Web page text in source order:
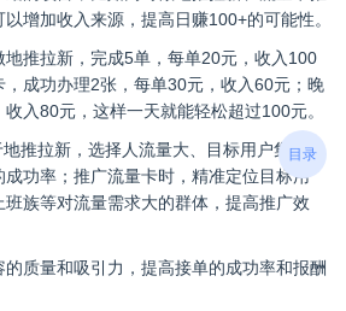
增加收入来源，提高日赚100+的可能性。
地推拉新，完成5单，每单20元，收入100
成功办理2张，每单30元，收入60元；晚
收入80元，这样一天就能轻松超过100元。
地推拉新，选择人流量大、目标用户集中的
功率；推广流量卡时，精准定位目标用
班族等对流量需求大的群体，提高推广效
质量和吸引力，提高接单的成功率和报酬
目录